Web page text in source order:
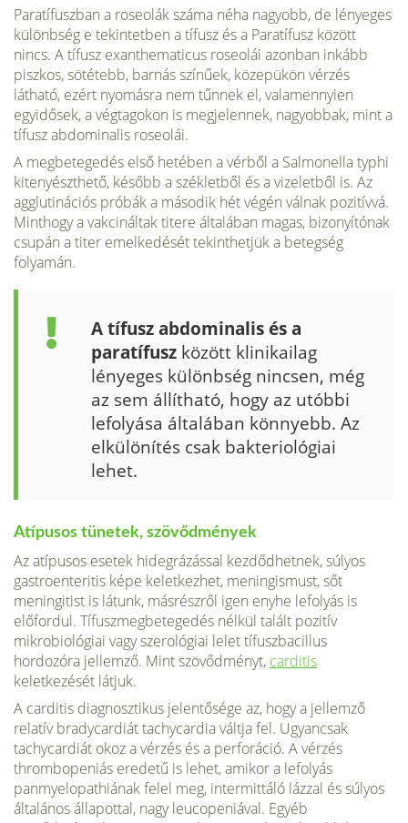
Paratífuszban a roseolák száma néha nagyobb, de lényeges
különbség e tekintetben a tífusz és a Paratífusz között
nincs. A tífusz exanthematicus roseolái azonban inkább
piszkos, sötétebb, barnás színűek, közepükön vérzés
látható, ezért nyomásra nem tűnnek el, valamennyien
egyidősek, a végtagokon is megjelennek, nagyobbak, mint a
tífusz abdominalis roseolái.
A megbetegedés első hetében a vérből a Salmonella typhi
kitenyészthető, később a székletből és a vizeletből is. Az
agglutinációs próbák a második hét végén válnak pozitívvá.
Minthogy a vakcináltak titere általában magas, bizonyítónak
csupán a titer emelkedését tekinthetjük a betegség
folyamán.
A tífusz abdominalis és a
paratífusz között klinikailag
lényeges különbség nincsen, még
az sem állítható, hogy az utóbbi
lefolyása általában könnyebb. Az
elkülönítés csak bakteriológiai
lehet.
Atípusos tünetek, szövődmények
Az atípusos esetek hidegrázással kezdődhetnek, súlyos
gastroenteritis képe keletkezhet, meningismust, sőt
meningitist is látunk, másrészről igen enyhe lefolyás is
előfordul. Tífuszmegbetegedés nélkül talált pozitív
mikrobiológiai vagy szerológiai lelet tífuszbacillus
hordozóra jellemző. Mint szövődményt, carditis
keletkezését látjuk.
A carditis diagnosztikus jelentősége az, hogy a jellemző
relatív bradycardiát tachycardia váltja fel. Ugyancsak
tachycardiát okoz a vérzés és a perforáció. A vérzés
thrombopeniás eredetű is lehet, amikor a lefolyás
panmyelopathiának felel meg, intermittáló lázzal és súlyos
általános állapottal, nagy leucopeniával. Egyéb